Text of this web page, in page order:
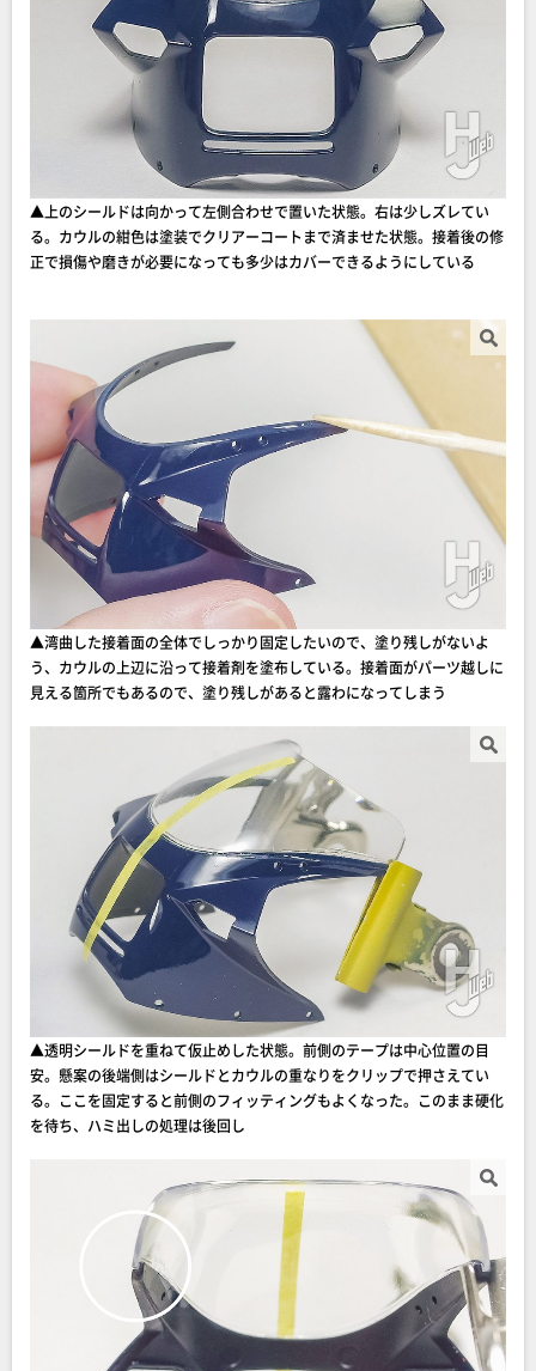
▲上のシールドは向かって左側合わせで置いた状態。右は少しズレてい
る。カウルの紺色は塗装でクリアーコートまで済ませた状態。接着後の修
正で損傷や磨きが必要になっても多少はカバーできるようにしている
▲湾曲した接着面の全体でしっかり固定したいので、塗り残しがないよ
う、カウルの上辺に沿って接着剤を塗布している。接着面がパーツ越しに
見える箇所でもあるので、塗り残しがあると露わになってしまう
▲透明シールドを重ねて仮止めした状態。前側のテープは中心位置の目
安。懸案の後端側はシールドとカウルの重なりをクリップで押さえてい
る。ここを固定すると前側のフィッティングもよくなった。このまま硬化
を待ち、ハミ出しの処理は後回し